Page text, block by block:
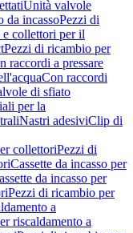
Unità valvole
da incassoPezzi di
collettori per il
Pezzi di ricambio per
raccordi a pressare
Con raccordi
di sfiato
per la
Nastri adesiviClip di
collettoriPezzi di
Cassette da incasso per
da incasso per
Pezzi di ricambio per
a
riscaldamento a